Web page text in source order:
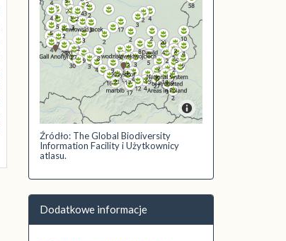
Źródło: The Global Biodiversity
Information Facility i Użytkownicy
atlasu.
Dodatkowe informacje